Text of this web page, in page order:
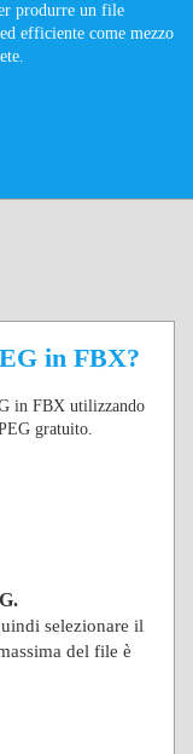
produrre un file
efficiente come mezzo
in FBX?
in FBX utilizzando
gratuito.
selezionare il
del file è